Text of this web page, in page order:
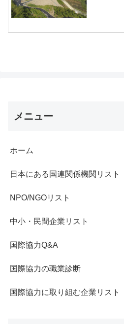
メニュー
ホーム
日本にある国連関係機関リスト
NPO/NGOリスト
中小・民間企業リスト
国際協力Q&A
国際協力の職業診断
国際協力に取り組む企業リスト